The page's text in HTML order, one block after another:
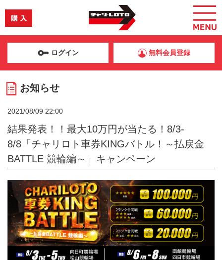
ログイン 無料会員登録
お知らせ
2021/08/09 22:00
結果発表！！最大10万円が当たる！8/3-
8/8「チャリロト車券KINGバトル！～払戻金
BATTLE 競輪編～」キャンペーン